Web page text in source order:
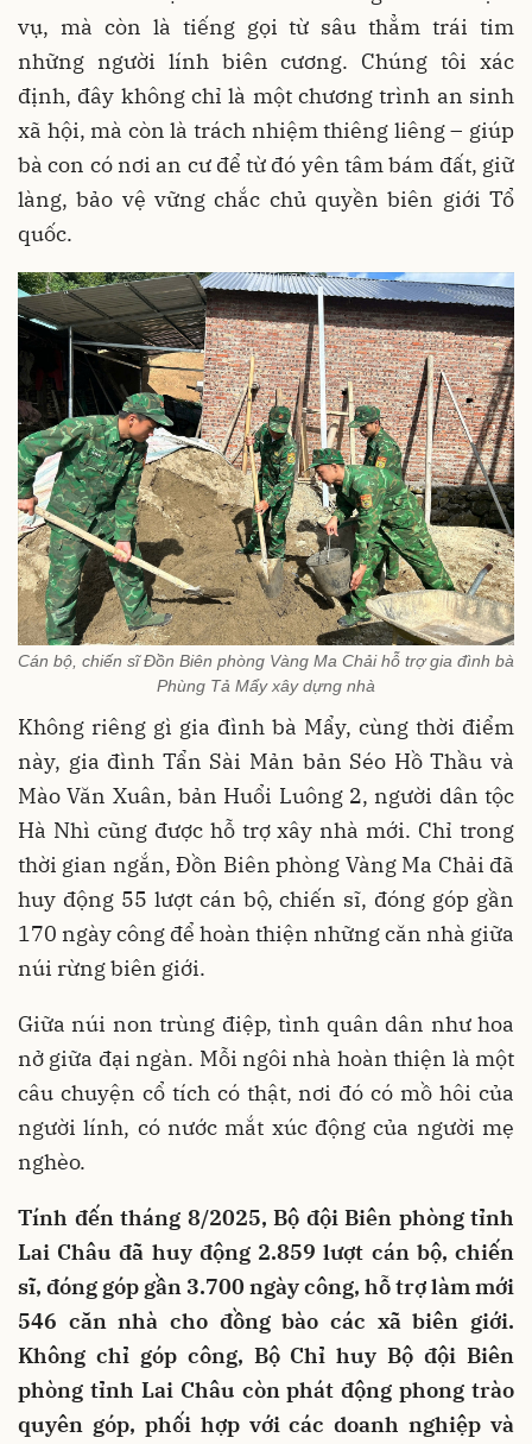
vụ, mà còn là tiếng gọi từ sâu thẳm trái tim
những người lính biên cương. Chúng tôi xác
định, đây không chỉ là một chương trình an sinh
xã hội, mà còn là trách nhiệm thiêng liêng – giúp
bà con có nơi an cư để từ đó yên tâm bám đất, giữ
làng, bảo vệ vững chắc chủ quyền biên giới Tổ
quốc.
Cán bộ, chiến sĩ Đồn Biên phòng Vàng Ma Chải hỗ trợ gia đình bà
Phùng Tả Mẩy xây dựng nhà
Không riêng gì gia đình bà Mẩy, cùng thời điểm
này, gia đình Tẩn Sài Mản bản Séo Hồ Thầu và
Mào Văn Xuân, bản Huổi Luông 2, người dân tộc
Hà Nhì cũng được hỗ trợ xây nhà mới. Chỉ trong
thời gian ngắn, Đồn Biên phòng Vàng Ma Chải đã
huy động 55 lượt cán bộ, chiến sĩ, đóng góp gần
170 ngày công để hoàn thiện những căn nhà giữa
núi rừng biên giới.
Giữa núi non trùng điệp, tình quân dân như hoa
nở giữa đại ngàn. Mỗi ngôi nhà hoàn thiện là một
câu chuyện cổ tích có thật, nơi đó có mồ hôi của
người lính, có nước mắt xúc động của người mẹ
nghèo.
Tính đến tháng 8/2025, Bộ đội Biên phòng tỉnh
Lai Châu đã huy động 2.859 lượt cán bộ, chiến
sĩ, đóng góp gần 3.700 ngày công, hỗ trợ làm mới
546 căn nhà cho đồng bào các xã biên giới.
Không chỉ góp công, Bộ Chỉ huy Bộ đội Biên
phòng tỉnh Lai Châu còn phát động phong trào
quyên góp, phối hợp với các doanh nghiệp và